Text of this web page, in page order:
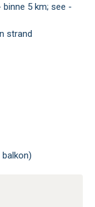
strand
balkon)